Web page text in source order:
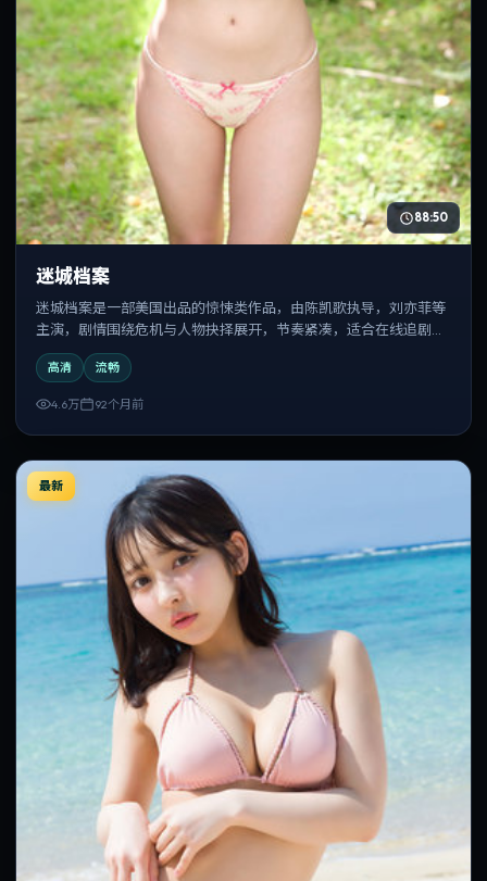
88:50
迷城档案
迷城档案是一部美国出品的惊悚类作品，由陈凯歌执导，刘亦菲等
主演，剧情围绕危机与人物抉择展开，节奏紧凑，适合在线追剧与
反复观看。
高清 流畅
4.6万 92个月前
最新